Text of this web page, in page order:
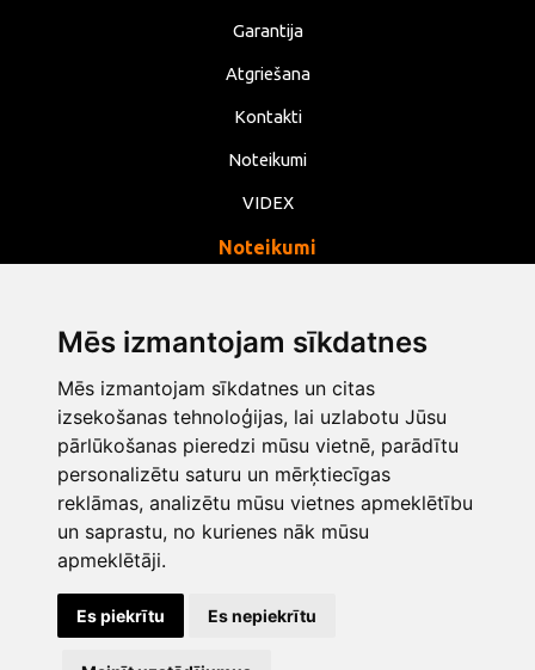
Mēs izmantojam sīkdatnes
Mēs izmantojam sīkdatnes un citas
izsekošanas tehnoloģijas, lai uzlabotu Jūsu
pārlūkošanas pieredzi mūsu vietnē, parādītu
personalizētu saturu un mērķtiecīgas
reklāmas, analizētu mūsu vietnes apmeklētību
un saprastu, no kurienes nāk mūsu
apmeklētāji.
Es piekrītu Es nepiekrītu
Garantija
Atgriešana
Kontakti
Noteikumi
VIDEX
Noteikumi
Noteikumi
Mainīt sīkdatņu iestatījumus
info@opentools.lv +371 26272360
Tirdzniecības partneris: varle.lt